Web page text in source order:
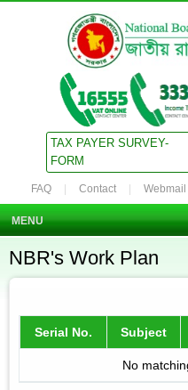
TAX PAYER SURVEY-
FORM
FAQ Contact Webmail
MENU
NBR's Work Plan
Serial No. Subject
No